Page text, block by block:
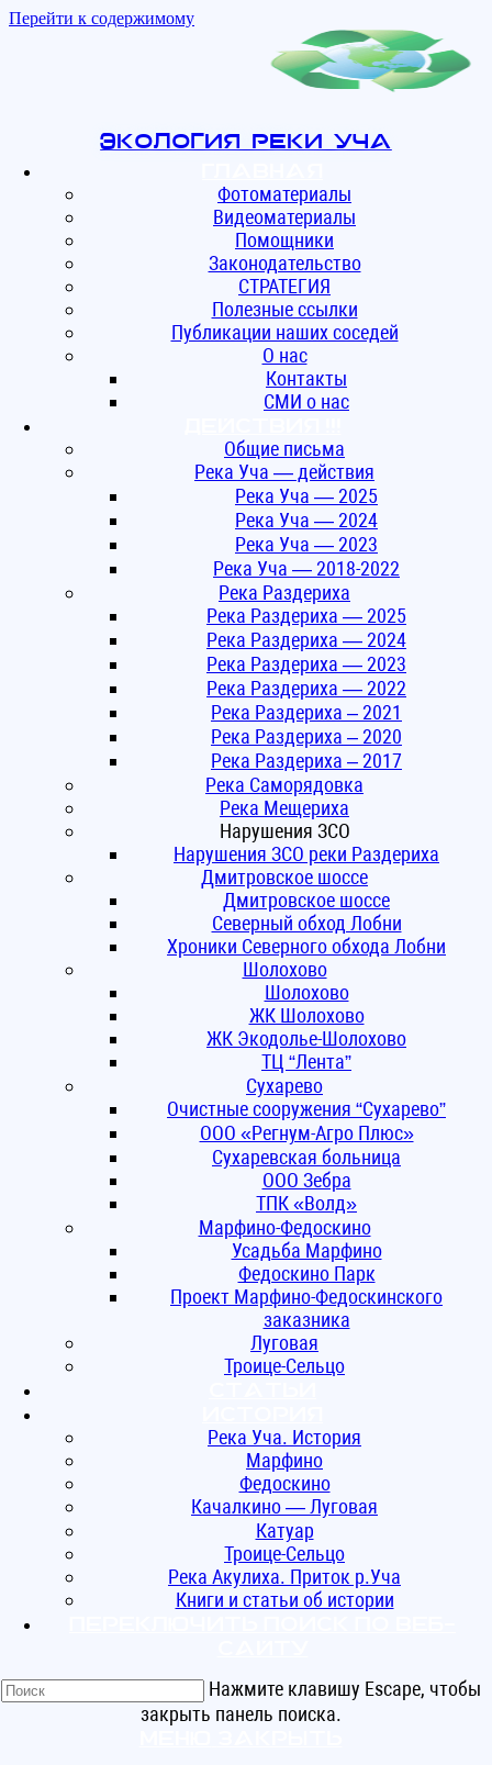
Перейти к содержимому
Экология реки Уча
Фотоматериалы
Видеоматериалы
Помощники
Законодательство
СТРАТЕГИЯ
Полезные ссылки
Публикации наших соседей
О нас
Контакты
СМИ о нас
Общие письма
Река Уча — действия
Река Уча — 2025
Река Уча — 2024
Река Уча — 2023
Река Уча — 2018-2022
Река Раздериха
Река Раздериха — 2025
Река Раздериха — 2024
Река Раздериха — 2023
Река Раздериха — 2022
Река Раздериха – 2021
Река Раздериха – 2020
Река Раздериха – 2017
Река Саморядовка
Река Мещериха
Нарушения ЗСО
Нарушения ЗСО реки Раздериха
Дмитровское шоссе
Дмитровское шоссе
Северный обход Лобни
Хроники Северного обхода Лобни
Шолохово
Шолохово
ЖК Шолохово
ЖК Экодолье-Шолохово
ТЦ “Лента”
Сухарево
Очистные сооружения “Сухарево”
ООО «Регнум-Агро Плюс»
Сухаревская больница
ООО Зебра
ТПК «Волд»
Марфино-Федоскино
Усадьба Марфино
Федоскино Парк
Проект Марфино-Федоскинского
заказника
Луговая
Троице-Сельцо
Река Уча. История
Марфино
Федоскино
Качалкино — Луговая
Катуар
Троице-Сельцо
Река Акулиха. Приток р.Уча
Книги и статьи об истории
Нажмите клавишу Escape, чтобы
закрыть панель поиска.